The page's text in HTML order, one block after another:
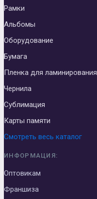
Рамки
Альбомы
Оборудование
Бумага
Пленка для ламинирования
Чернила
Сублимация
Карты памяти
Смотреть весь каталог
ИНФОРМАЦИЯ:
Оптовикам
Франшиза